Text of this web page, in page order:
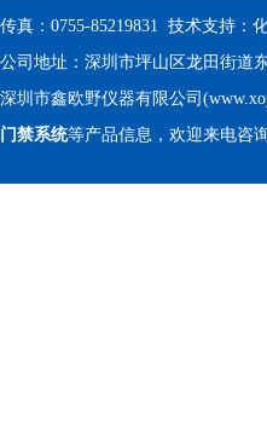
传真：0755-85219831 技术支持：
公司地址：深圳市坪山区龙田街道
深圳市鑫欧野仪器有限公司
门禁系统等产品信息，欢迎来电咨询